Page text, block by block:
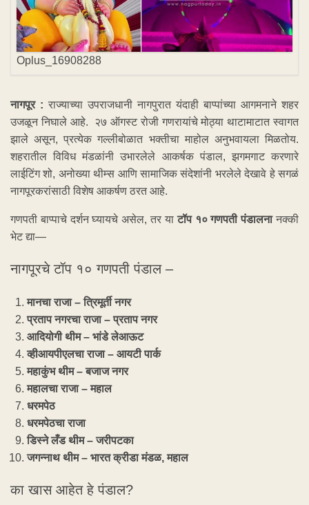
Oplus_16908288
नागपूर : राज्याच्या उपराजधानी नागपुरात यंदाही बाप्पांच्या आगमनाने शहर
उजळून निघाले आहे. २७ ऑगस्ट रोजी गणरायांचे मोठ्या थाटामाटात स्वागत
झाले असून, प्रत्येक गल्लीबोळात भक्तीचा माहोल अनुभवायला मिळतोय.
शहरातील विविध मंडळांनी उभारलेले आकर्षक पंडाल, झगमगाट करणारे
लाईटिंग शो, अनोख्या थीम्स आणि सामाजिक संदेशांनी भरलेले देखावे हे सगळं
नागपूरकरांसाठी विशेष आकर्षण ठरत आहे.
गणपती बाप्पाचे दर्शन घ्यायचे असेल, तर याटॉप १० गणपती पंडालनानक्की
भेट द्या—
नागपूरचे टॉप १० गणपती पंडाल –
मानचा राजा – त्रिमूर्ती नगर
प्रताप नगरचा राजा – प्रताप नगर
आदियोगी थीम – भांडे लेआऊट
व्हीआयपीएलचा राजा – आयटी पार्क
महाकुंभ थीम – बजाज नगर
महालचा राजा – महाल
धरमपेठ
धरमपेठचा राजा
डिस्ने लँड थीम – जरीपटका
जगन्नाथ थीम – भारत क्रीडा मंडळ, महाल
का खास आहेत हे पंडाल?